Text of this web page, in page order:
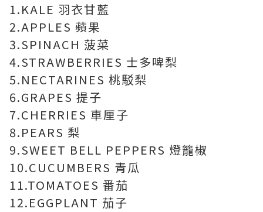
1.KALE 羽衣甘藍
2.APPLES 蘋果
3.SPINACH 菠菜
4.STRAWBERRIES 士多啤梨
5.NECTARINES 桃駁梨
6.GRAPES 提子
7.CHERRIES 車厘子
8.PEARS 梨
9.SWEET BELL PEPPERS 燈籠椒
10.CUCUMBERS 青瓜
11.TOMATOES 番茄
12.EGGPLANT 茄子